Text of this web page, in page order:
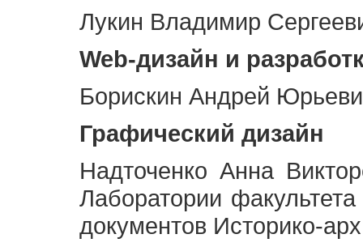
Лукин Владимир
Web-дизайн и
Борискин Андрей
Графический дизайн
Надточенко Анна
Лаборатории
документов Историко-